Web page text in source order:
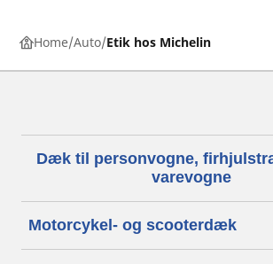
Home Auto Etik hos Michelin
Dæk til personvogne,
varevogne
Motorcykel- og scooterdæk